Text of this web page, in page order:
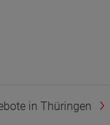
in Thüringen